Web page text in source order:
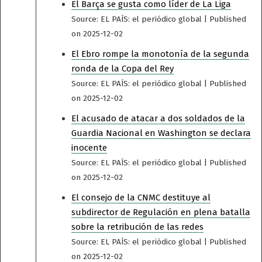
El Barça se gusta como líder de La Liga
Source: EL PAÍS: el periódico global
Published
on 2025-12-02
El Ebro rompe la monotonía de la segunda
ronda de la Copa del Rey
Source: EL PAÍS: el periódico global
Published
on 2025-12-02
El acusado de atacar a dos soldados de la
Guardia Nacional en Washington se declara
inocente
Source: EL PAÍS: el periódico global
Published
on 2025-12-02
El consejo de la CNMC destituye al
subdirector de Regulación en plena batalla
sobre la retribución de las redes
Source: EL PAÍS: el periódico global
Published
on 2025-12-02